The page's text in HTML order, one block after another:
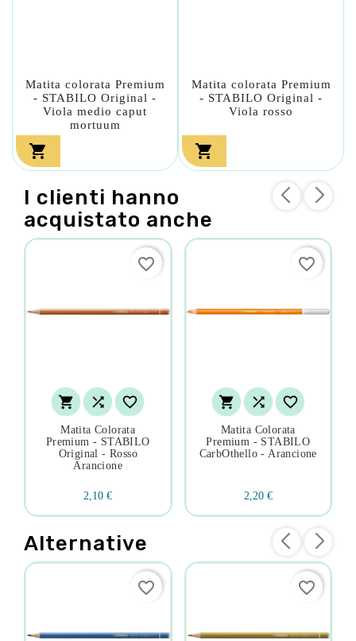
Matita colorata Premium
- STABILO Original -
Viola medio caput
mortuum

Matita colorata Premium
- STABILO Original -
Viola rosso

I clienti hanno
acquistato anche
  
Matita Colorata
Premium - STABILO
Original - Rosso
Arancione
2,10 €
favorite_border
  
Matita Colorata
Premium - STABILO
CarbOthello - Arancione
2,20 €
favorite_border
Alternative
favorite_border favorite_border